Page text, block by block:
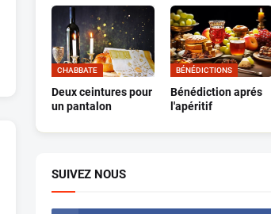
CHABBATE
Deux ceintures pour
un pantalon
BÉNÉDICTIONS
Bénédiction aprés
l'apéritif
SUIVEZ NOUS